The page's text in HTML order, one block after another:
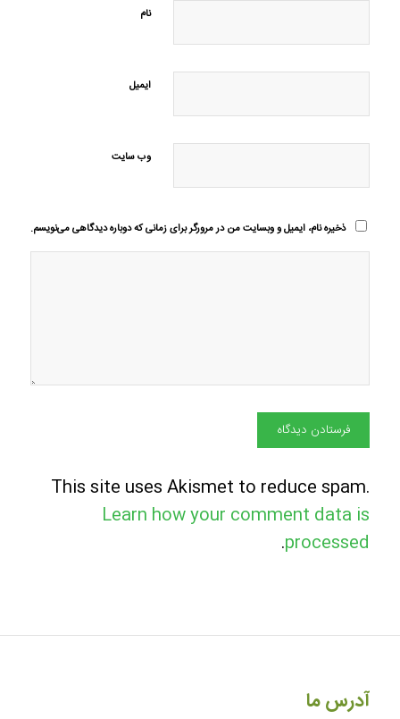
نام
ایمیل
وب‌ سایت
ذخیره نام، ایمیل و وبسایت من در مرورگر برای زمانی که دوباره دیدگاهی می‌نویسم.
This site uses Akismet to reduce spam.
Learn how your comment data is
processed
.
آدرس ما